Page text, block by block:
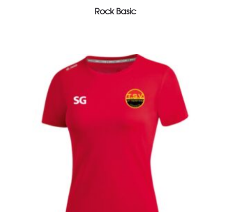
View Product
Rock Basic